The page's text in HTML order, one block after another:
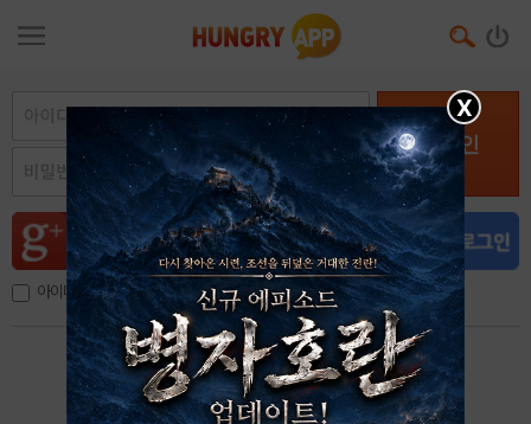
로그인
아이디, 이메일 저장
아이디 / 비밀번호 찾기 회원가입
X